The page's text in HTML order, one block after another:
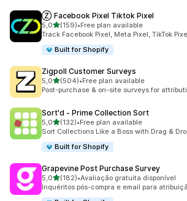
Ⓩ Facebook Pixel Tiktok Pixel
5,0de 5 estrelas
(159)
159 total de avaliações
•Free plan available
Track Facebook Pixel, Meta Pixel, TikTok
Built for Shopify
Zigpoll Customer Surveys
5,0de 5 estrelas
(504)
504 total de avaliações
•Free plan available
Post-purchase & on-site surveys for
Sort'd ‑ Prime Collection Sort
5,0de 5 estrelas
(132)
132 total de avaliações
•Free plan available
Sort Collections Like a Boss with Drag &
Built for Shopify
Grapevine Post Purchase Survey
5,0de 5 estrelas
(182)
182 total de avaliações
•Avaliação gratuita disponível
Inquéritos pós-compra e email para